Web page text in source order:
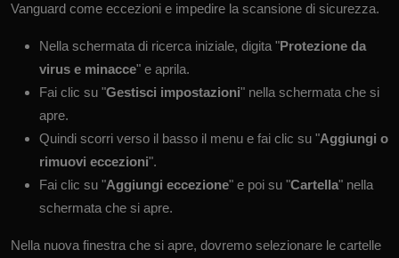
Vanguard come eccezioni e impedire la scansione di sicurezza.
Nella schermata di ricerca iniziale, digita "Protezione da
virus e minacce" e aprila.
Fai clic su "Gestisci impostazioni" nella schermata che si
apre.
Quindi scorri verso il basso il menu e fai clic su "Aggiungi o
rimuovi eccezioni".
Fai clic su "Aggiungi eccezione" e poi su "Cartella" nella
schermata che si apre.
Nella nuova finestra che si apre, dovremo selezionare le cartelle